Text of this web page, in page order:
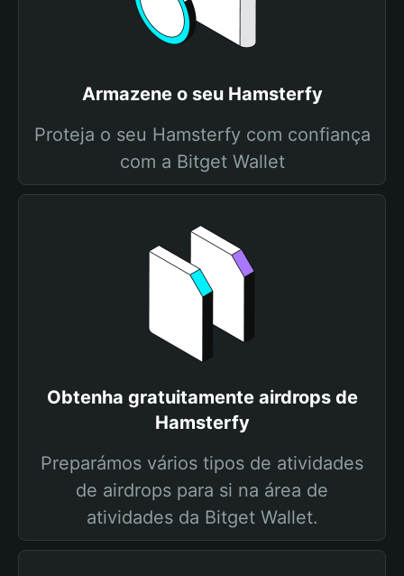
Armazene o seu Hamsterfy
Proteja o seu Hamsterfy com confiança
com a Bitget Wallet
Obtenha gratuitamente airdrops de
Hamsterfy
Preparámos vários tipos de atividades
de airdrops para si na área de
atividades da Bitget Wallet.